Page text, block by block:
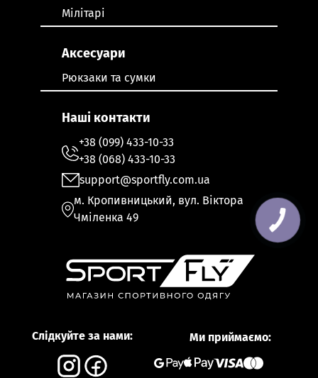
Слідкуйте за нами: Ми приймаємо:
Мілітарі
Аксесуари
Рюкзаки та сумки
Наші контакти
+38 (099) 433-10-33
+38 (068) 433-10-33
support@sportfly.com.ua
м. Кропивницький, вул. Віктора
Чміленка 49